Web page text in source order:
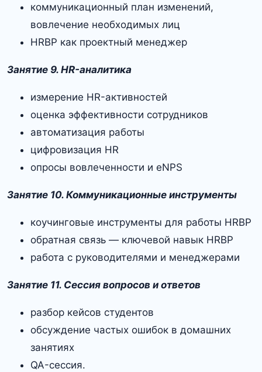
коммуникационный план изменений,
вовлечение необходимых лиц
HRBP как проектный менеджер
Занятие 9. HR-аналитика
измерение HR-активностей
оценка эффективности сотрудников
автоматизация работы
цифровизация HR
опросы вовлеченности и eNPS
Занятие 10. Коммуникационные инструменты
коучинговые инструменты для работы HRBP
обратная связь — ключевой навык HRBP
работа с руководителями и менеджерами
Занятие 11. Сессия вопросов и ответов
разбор кейсов студентов
обсуждение частых ошибок в домашних
занятиях
QA-сессия.